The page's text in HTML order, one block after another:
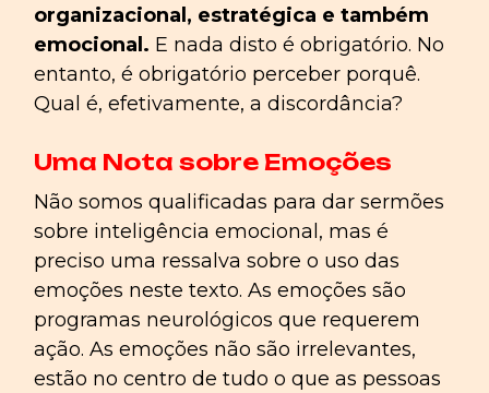
organizacional, estratégica e também
emocional. E nada disto é obrigatório. No
entanto, é obrigatório perceber porquê.
Qual é, efetivamente, a discordância?
Uma Nota sobre Emoções
Não somos qualificadas para dar sermões
sobre inteligência emocional, mas é
preciso uma ressalva sobre o uso das
emoções neste texto. As emoções são
programas neurológicos que requerem
ação. As emoções não são irrelevantes,
estão no centro de tudo o que as pessoas